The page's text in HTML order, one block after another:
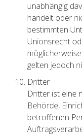
unabhängig
handelt oder
bestimmten
Unionsrecht
gelten jedoch
Dritter
Dritter ist eine
Behörde,
betroffenen